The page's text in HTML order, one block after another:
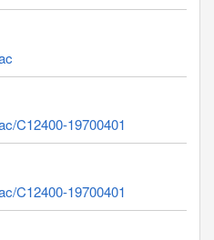
C12400-19700401
C12400-19700401